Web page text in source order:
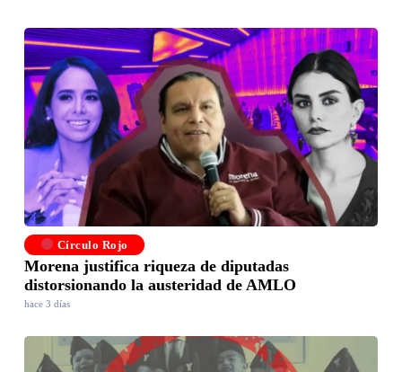
Círculo Rojo
Morena justifica riqueza de diputadas
distorsionando la austeridad de AMLO
hace 3 días